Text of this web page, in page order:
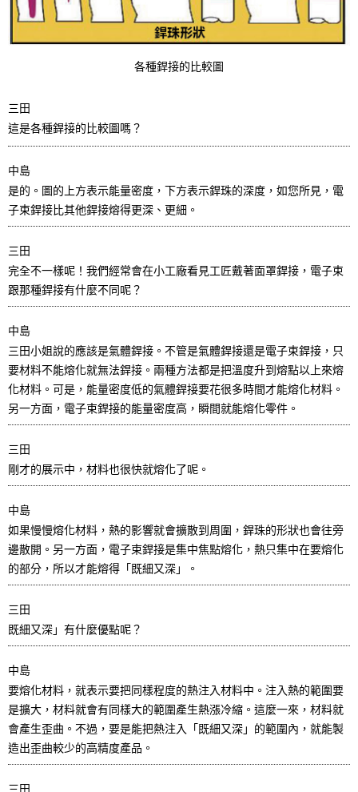
各種銲接的比較圖
三田
這是各種銲接的比較圖嗎？
中島
是的。圖的上方表示能量密度，下方表示銲珠的深度，如您所見，電
子束銲接比其他銲接熔得更深、更細。
三田
完全不一樣呢！我們經常會在小工廠看見工匠戴著面罩銲接，電子束
跟那種銲接有什麼不同呢？
中島
三田小姐說的應該是氣體銲接。不管是氣體銲接還是電子束銲接，只
要材料不能熔化就無法銲接。兩種方法都是把溫度升到熔點以上來熔
化材料。可是，能量密度低的氣體銲接要花很多時間才能熔化材料。
另一方面，電子束銲接的能量密度高，瞬間就能熔化零件。
三田
剛才的展示中，材料也很快就熔化了呢。
中島
如果慢慢熔化材料，熱的影響就會擴散到周圍，銲珠的形狀也會往旁
邊散開。另一方面，電子束銲接是集中焦點熔化，熱只集中在要熔化
的部分，所以才能熔得「既細又深」。
三田
既細又深」有什麼優點呢？
中島
要熔化材料，就表示要把同樣程度的熱注入材料中。注入熱的範圍要
是擴大，材料就會有同樣大的範圍產生熱漲冷縮。這麼一來，材料就
會產生歪曲。不過，要是能把熱注入「既細又深」的範圍內，就能製
造出歪曲較少的高精度產品。
三田